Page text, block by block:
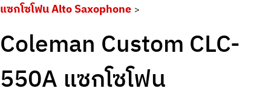
แซกโซโฟน Alto Saxophone >
Coleman Custom CLC-
550A แซกโซโฟน